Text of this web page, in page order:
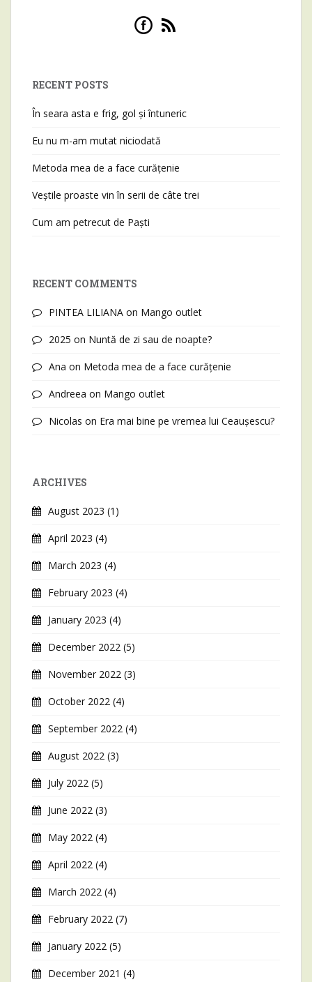
RECENT POSTS
În seara asta e frig, gol și întuneric
Eu nu m-am mutat niciodată
Metoda mea de a face curățenie
Veștile proaste vin în serii de câte trei
Cum am petrecut de Paști
RECENT COMMENTS
PINTEA LILIANA on Mango outlet
2025 on Nuntă de zi sau de noapte?
Ana on Metoda mea de a face curățenie
Andreea on Mango outlet
Nicolas on Era mai bine pe vremea lui Ceaușescu?
ARCHIVES
August 2023 (1)
April 2023 (4)
March 2023 (4)
February 2023 (4)
January 2023 (4)
December 2022 (5)
November 2022 (3)
October 2022 (4)
September 2022 (4)
August 2022 (3)
July 2022 (5)
June 2022 (3)
May 2022 (4)
April 2022 (4)
March 2022 (4)
February 2022 (7)
January 2022 (5)
December 2021 (4)